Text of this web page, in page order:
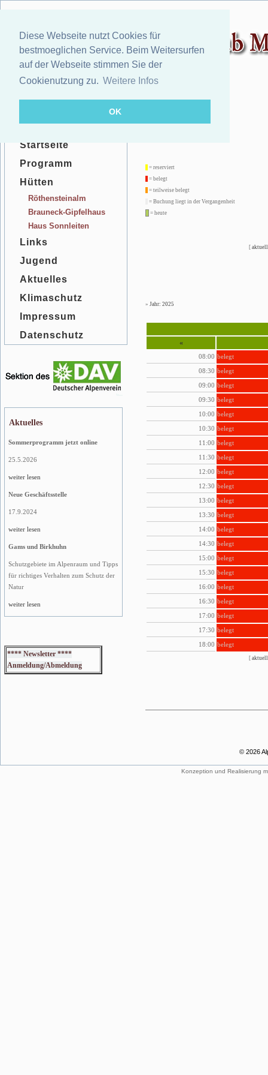
Diese Webseite nutzt Cookies für
bestmoeglichen Service. Beim Weitersurfen
auf der Webseite stimmen Sie der
Cookienutzung zu. Weitere Infos
OK
Startseite
Programm
Hütten
Röthensteinalm
Brauneck-Gipfelhaus
Haus Sonnleiten
Links
Jugend
Aktuelles
Klimaschutz
Impressum
Datenschutz
Aktuelles
Sommerprogramm jetzt online
25.5.2026
weiter lesen
Neue Geschäftsstelle
17.9.2024
weiter lesen
Gams und Birkhuhn
Schutzgebiete im Alpenraum und Tipps
für richtiges Verhalten zum Schutz der
Natur
weiter lesen
**** Newsletter ****
Anmeldung/Abmeldung
= reserviert
= belegt
= teilweise belegt
= Buchung liegt in der Vergangenheit
= heute
[
» Jahr: 2025
«
08:00 belegt
08:30 belegt
09:00 belegt
09:30 belegt
10:00 belegt
10:30 belegt
11:00 belegt
11:30 belegt
12:00 belegt
12:30 belegt
13:00 belegt
13:30 belegt
14:00 belegt
14:30 belegt
15:00 belegt
15:30 belegt
16:00 belegt
16:30 belegt
17:00 belegt
17:30 belegt
18:00 belegt
[
© 2026
Konzeption und Realisierung